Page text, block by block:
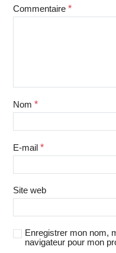
Commentaire *
Nom *
E-mail *
Site web
Enregistrer mon nom,
navigateur pour mon